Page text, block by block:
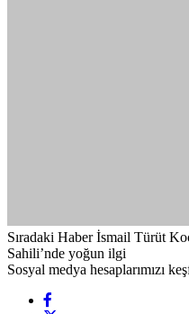
Sıradaki Haber İsmail Türüt
Sahili’nde yoğun ilgi
Sosyal medya hesaplarımızı